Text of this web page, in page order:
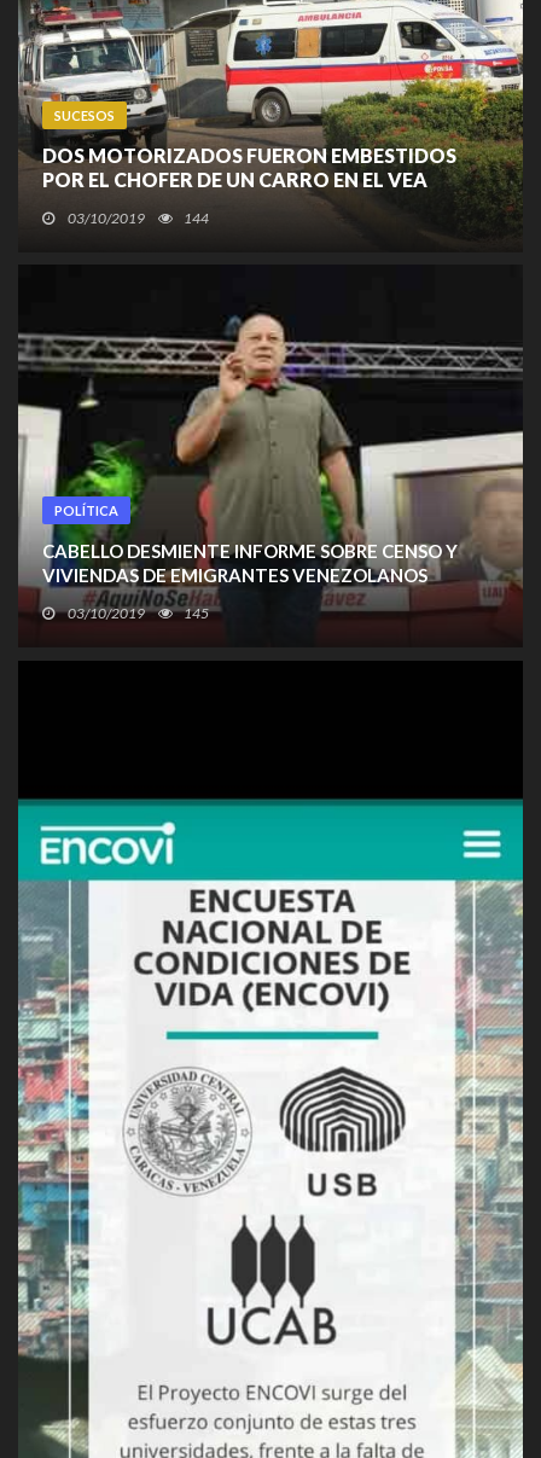
SUCESOS
DOS MOTORIZADOS FUERON EMBESTIDOS
POR EL CHOFER DE UN CARRO EN EL VEA
03/10/2019 144
POLÍTICA
CABELLO DESMIENTE INFORME SOBRE CENSO Y
VIVIENDAS DE EMIGRANTES VENEZOLANOS
03/10/2019 145
Socialista Unido de Venezuela), satirizó “la opinión que ha